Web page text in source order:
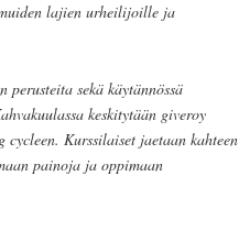
lajien urheilijoille ja
perusteita sekä käytännössä
keskitytään giveroy
cycleen. Kurssilaiset jaetaan kahteen
painoja ja oppimaan